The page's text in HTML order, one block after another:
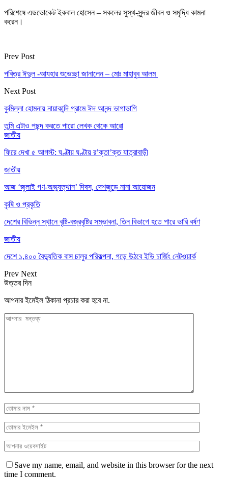
পরিশেষে এডভোকেট ইকবাল হোসেন – সকলের সুস্থ-সুন্দর জীবন ও সমৃদ্ধি কামনা
করেন।
Prev Post
পবিত্র ঈদুল -আযহার শুভেচ্ছা জানালেন – মোঃ মাহাবুব আলম
Next Post
কুমিল্লা হোমনায় নায়াকান্দি গ্রামে ঈদ আনন্দ ভাগাভাগি
তুমি এটাও পছন্দ করতে পারো লেখক থেকে আরো
জাতীয়
ফিরে দেখা ৫ আগস্ট: ঘণ্টায় ঘণ্টায় র’ক্তা’ক্ত যাত্রাবাড়ী
জাতীয়
আজ ‘জুলাই গণ-অভ্যুত্থান’ দিবস, দেশজুড়ে নানা আয়োজন
কৃষি ও প্রকৃতি
দেশের বিভিন্ন স্থানে বৃষ্টি-বজ্রবৃষ্টির সম্ভাবনা, তিন বিভাগে হতে পারে ভারি বর্ষণ
জাতীয়
দেশে ১,৪০০ বৈদ্যুতিক বাস চালুর পরিকল্পনা, গড়ে উঠবে ইভি চার্জিং নেটওয়ার্ক
Prev Next
উত্তর দিন
আপনার ইমেইল ঠিকানা প্রচার করা হবে না.
Save my name, email, and website in this browser for the next
time I comment.